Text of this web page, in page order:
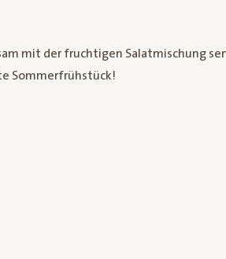
mit der fruchtigen Salatmischung
Sommerfrühstück!